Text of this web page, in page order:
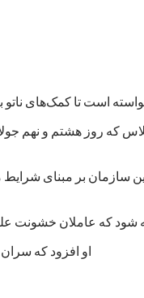
که روز هشتم و نهم
سازمان بر مبنای
او افزود که